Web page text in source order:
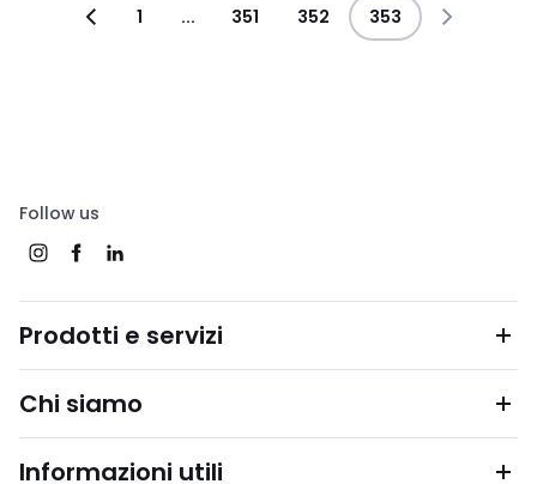
1 ... 351 352 353
Follow us
Prodotti e servizi
Chi siamo
Informazioni utili